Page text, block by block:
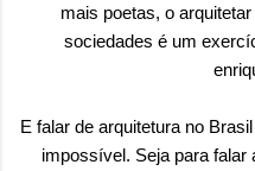
mais poetas, o
sociedades é um
E falar de arquitetura no
impossível. Seja para falar